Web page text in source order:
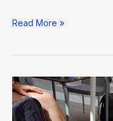
Read More »
Dan
10.
Laguna